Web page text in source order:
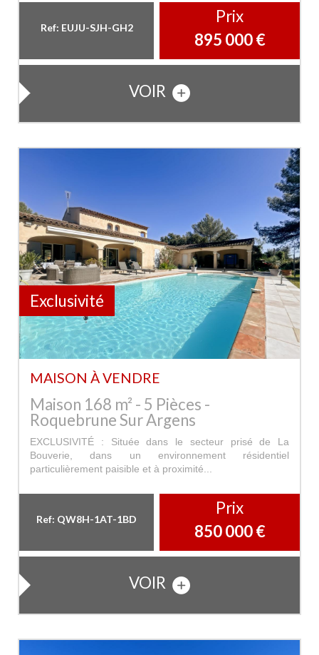
Ref: EUJU-SJH-GH2
Prix
895 000 €
VOIR
Exclusivité
MAISON À VENDRE
Maison 168 m² - 5 Pièces -
Roquebrune Sur Argens
EXCLUSIVITÉ : Située dans le secteur prisé de La
Bouverie, dans un environnement résidentiel
particulièrement paisible et à proximité...
Ref: QW8H-1AT-1BD
Prix
850 000 €
VOIR